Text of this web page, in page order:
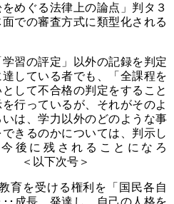
めぐる法律上の論点」判タ３
での審査方式に類型化される
習の評定」以外の記録を判定
している者でも、「全課程を
して不合格の判定をすること
行っているが、それがそのよ
は、学力以外のどのような事
きるのかについては、判示し
後に残されることになろ
次号＞
育を受ける権利を「国民各自
･成長、発達し、自己の人格を